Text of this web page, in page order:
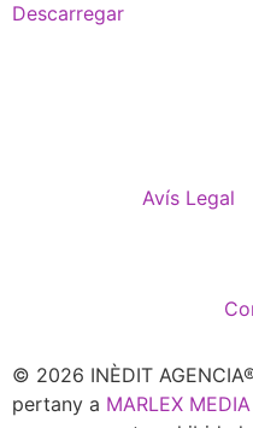
Descarregar
Avís Legal
© 2026 INÈDIT
pertany a MARLEX